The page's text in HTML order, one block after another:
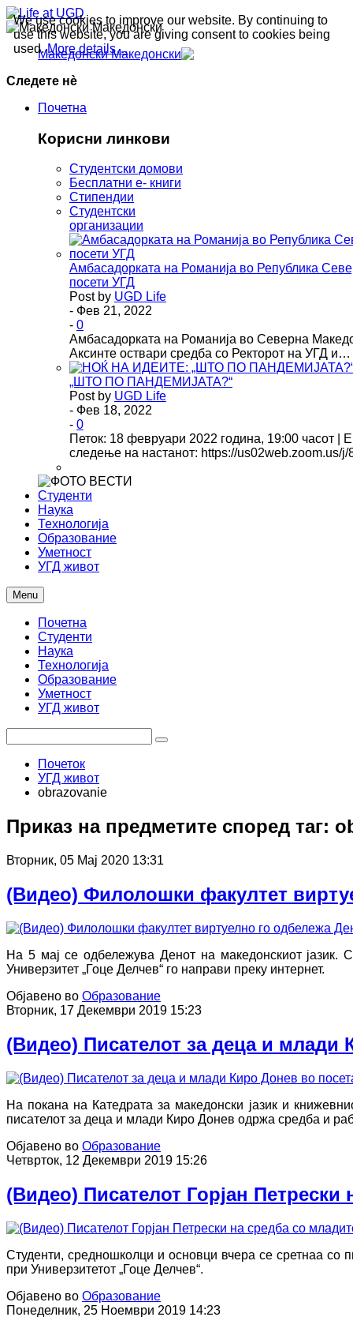
Македонски
Македонски
Следете нè
Почетна
Корисни линкови
Студентски домови
Бесплатни е- книги
Стипендии
Студентски
организации
Амбасадорката на Романија во Република
посети УГД
Post by UGD Life
- Фев 21, 2022
- 0
Амбасадорката на Романија во Северна
Аксинте оствари средба со Ректорот на УГД и…
„ШТО ПО ПАНДЕМИЈАТА?“
Post by UGD Life
- Фев 18, 2022
- 0
Петок: 18 февруари 2022 година, 19:00 часот |
следење на настанот: https://us02web.zoom.us/
Студенти
Наука
Технологија
Образование
Уметност
УГД живот
Menu
Почетна
Студенти
Наука
Технологија
Образование
Уметност
УГД живот
Почеток
УГД живот
obrazovanie
Приказ на предметите според таг:
Вторник, 05 Мај 2020 13:31
(Видео) Филолошки факултет
На 5 мај се одбележува Денот на македонскиот јазик.
Универзитет „Гоце Делчев“ го направи преку интернет.
Објавено во Образование
Вторник, 17 Декември 2019 15:23
(Видео) Писателот за деца и
На покана на Катедрата за македонски јазик и
писателот за деца и млади Киро Донев одржа средба и
Објавено во Образование
Четврток, 12 Декември 2019 15:26
(Видео) Писателот Горјан
Студенти, средношколци и основци вчера се сретнаа со
при Универзитетот „Гоце Делчев“.
Објавено во Образование
Понеделник, 25 Ноември 2019 14:23
We use cookies to improve our website. By continuing to
use this website, you are giving consent to cookies being
used.More details…